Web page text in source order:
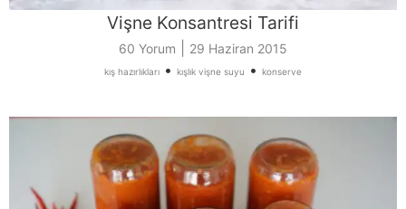
Vişne Konsantresi Tarifi
60 Yorum 29 Haziran 2015
kış hazırlıkları • kışlık vişne suyu • konserve